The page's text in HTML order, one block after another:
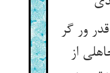
ور گر
از